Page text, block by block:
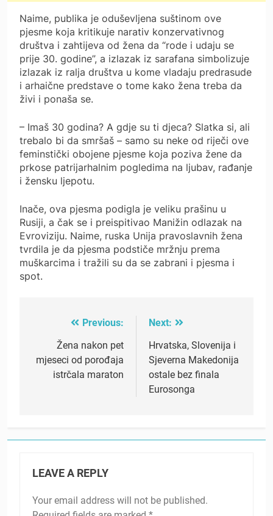
Naime, publika je oduševljena suštinom ove
pjesme koja kritikuje narativ konzervativnog
društva i zahtijeva od žena da “rode i udaju se
prije 30. godine”, a izlazak iz sarafana simbolizuje
izlazak iz ralja društva u kome vladaju predrasude
i arhaične predstave o tome kako žena treba da
živi i ponaša se.
– Imaš 30 godina? A gdje su ti djeca? Slatka si, ali
trebalo bi da smršaš – samo su neke od riječi ove
feminstički obojene pjesme koja poziva žene da
prkose patrijarhalnim pogledima na ljubav, rađanje
i žensku ljepotu.
Inače, ova pjesma podigla je veliku prašinu u
Rusiji, a čak se i preispitivao Manižin odlazak na
Evroviziju. Naime, ruska Unija pravoslavnih žena
tvrdila je da pjesma podstiče mržnju prema
muškarcima i tražili su da se zabrani i pjesma i
spot.
navigation
Previous:
Žena nakon pet
mjeseci od porođaja
istrčala maraton
Next:
Hrvatska, Slovenija i
Sjeverna Makedonija
ostale bez finala
Eurosonga
LEAVE A REPLY
Your email address will not be published.